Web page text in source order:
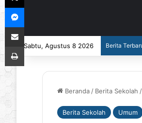
Sabtu, Agustus 8 2026 Berita
Beranda / Berita Sekolah /
Berita Sekolah Umum
Messenger
Bagikan via Email
Print